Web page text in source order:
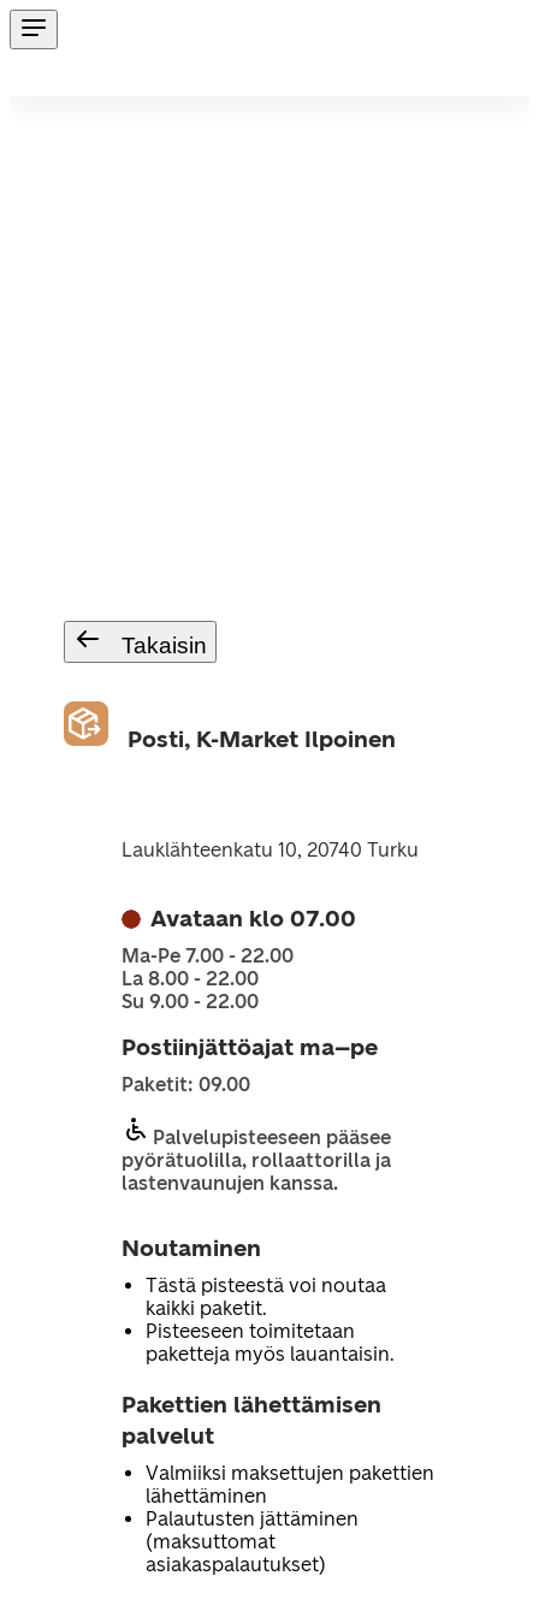
Takaisin
Posti, K-Market Ilpoinen
Lauklähteenkatu 10, 20740 Turku
Avataan klo 07.00
Ma-Pe 7.00 - 22.00
La 8.00 - 22.00
Su 9.00 - 22.00
Postiinjättöajat ma–pe
Paketit: 09.00
Palvelupisteeseen pääsee
pyörätuolilla, rollaattorilla ja
lastenvaunujen kanssa.
Noutaminen
Tästä pisteestä voi noutaa
kaikki paketit.
Pisteeseen toimitetaan
paketteja myös lauantaisin.
Pakettien lähettämisen
palvelut
Valmiiksi maksettujen pakettien
lähettäminen
Palautusten jättäminen
(maksuttomat
asiakaspalautukset)